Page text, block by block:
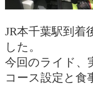
JR本千葉駅到
した。
今回のライド、
コース設定と食